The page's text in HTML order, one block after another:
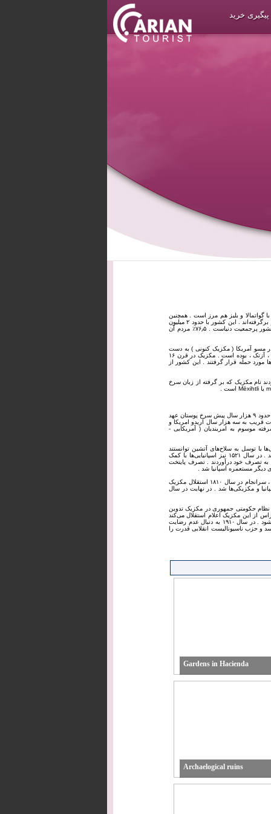
پیگیری خرید
و بلیز هم ‌مرز است . همچنین
اقیانوس آرام ، در غرب و جنوب ، خلیج مکزیک در شرق و دریای کارائیب در جنوب شرق آن را در برگرفته‌اند . این کشور با حدود ۲ میلیون
کیلومتر مربع وسعت ، ۱۴افمین کشور وسیع دنیا و با حدود ۱۰۹ میلیون نفر جمعیت ، ۱۱افمین کشور پرجمعیت دنیاست . ۷۶٫۵٪ مردم آن
مسو آمریکا ( مکزیک کنونی ) به دست
آمده متعلق به ۴۰ هزار سال پیش است . مکزیک همچنین مهد یکی از مهمترین تمدن‌های باستان ، آزتک ، بوده ‌است . مکزیک در قرن ۱۶
از سوی اسپانیایی‌ها مورد حمله قرار گرفتند . این کشور از
نام مکزیک که بر گرفته از زبان سرخ
اولین آثاری که از انسان در آمریکای مرکزی به دست آمده متعلق به ۴۰ هزار سال پیش است . در حدود ۹ هزار سال پیش سرخ ‌پوستان عهد
قریب به سه هزار سال اریدو امریکا و
موسوم به امریندیان ( آمریکایی -
با توسل به سلاح‌های آتشین توانستند
تمدن‌های ازتک ، مایا و اولمک را در مکزیک شکست دهند و این کشور را به تصرف خود درآورند . در سال ۱۵۲۱ نیز اسپانیایی‌ها با کمک
به تصرف خود درآوردند . تصرف پایتخت
مکزیک پرجمعیت‌ترین منطقه تحت‌الحمایه اسپانیا بود . پس از سه دهه استیلای امپراتوری اسپانیا ، سرانجام در سال ۱۸۱۰ استقلال مکزیک
و مکزیکی‌ها شد . در نهایت در سال
کردند و در سال ۱۸۲۴ قانون اساسی بر مبنای نظام حکومتی جمهوری در مکزیک تدوین
را نیز از امپراتوری مکزیک به ایلات متحده مکزیک تغییر دادند . در سال ۱۸۳۵ تگزاس از این مکزیک اعلام استقلال می‌کند
که این اتفاق منجر به نبرد آلامو و به دنبال آن جنگ آمریکا و مکزیک در بین سالهای ۱۸۴۶-۴۸ می‌شود . در سال ۱۹۱۰ به دنبال عدم رضایت
جدیدی به تصویب می‌رسد و حزب ناسیونالیست انقلابی قدرت را
Gardens in Hacienda
Archaelogical ruins